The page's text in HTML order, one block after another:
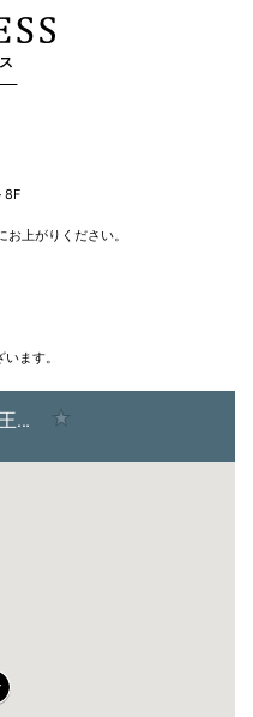
8F
上がりください。
ます。